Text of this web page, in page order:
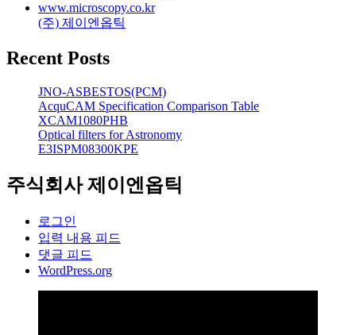
www.microscopy.co.kr
(주) 제이엔옵틱
Recent Posts
JNO-ASBESTOS(PCM)
AcquCAM Specification Comparison Table
XCAM1080PHB
Optical filters for Astronomy
E3ISPM08300KPE
주식회사 제이엔옵틱
로그인
입력 내용 피드
댓글 피드
WordPress.org